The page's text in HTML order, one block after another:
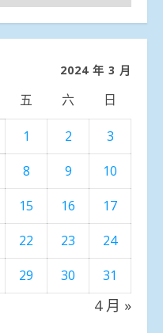
2024 年 3 月
五 六 日
1 2
3
8 9
10
15 16
17
22 23
24
29 30 31
4 月 »